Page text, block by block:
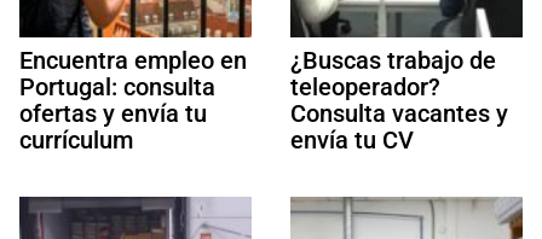
Encuentra empleo en
Portugal: consulta
ofertas y envía tu
currículum
¿Buscas trabajo de
teleoperador?
Consulta vacantes y
envía tu CV